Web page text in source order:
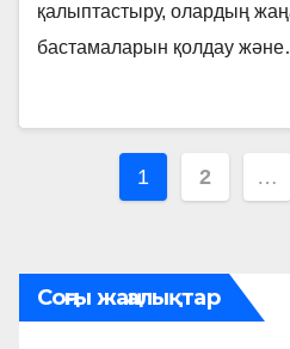
қалыптастыру, олардың
бастамаларын қолдау
1 2 …
Соңғы жаңалықтар